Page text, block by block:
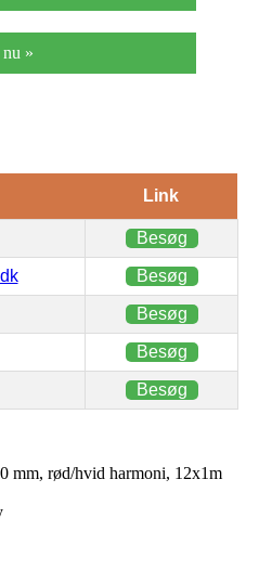
»
Link
Besøg
Besøg
Besøg
Besøg
Besøg
mm, rød/hvid harmoni, 12x1m